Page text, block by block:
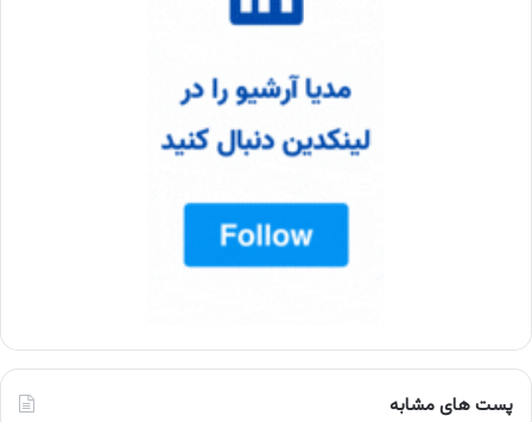
پست های مشابه